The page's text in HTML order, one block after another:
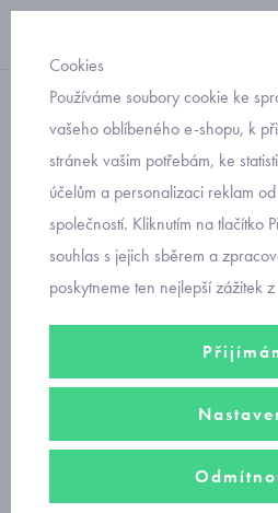
boxerky
volné trenýrky
Young s
Cookies
Používáme soubory cookie ke
vašeho oblíbeného e-shopu, k
stránek vašim potřebám, ke
účelům a personalizaci reklam od
společností. Kliknutím na tlačítko
souhlas s jejich sběrem a
poskytneme ten nejlepší zážitek